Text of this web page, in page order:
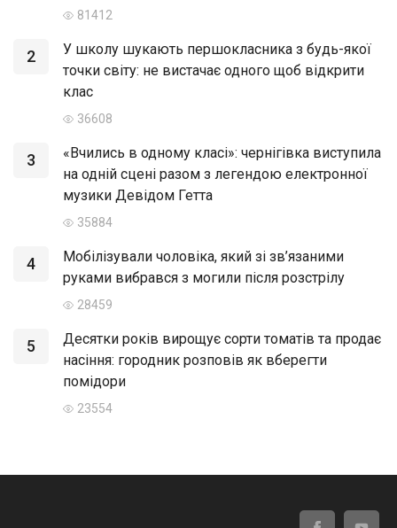
81412
2
У школу шукають першокласника з будь-якої
точки світу: не вистачає одного щоб відкрити
клас
36608
3
«Вчились в одному класі»: чернігівка виступила
на одній сцені разом з легендою електронної
музики Девідом Гетта
35884
4
Мобілізували чоловіка, який зі зв’язаними
руками вибрався з могили після розстрілу
28459
5
Десятки років вирощує сорти томатів та продає
насіння: городник розповів як вберегти
помідори
23554